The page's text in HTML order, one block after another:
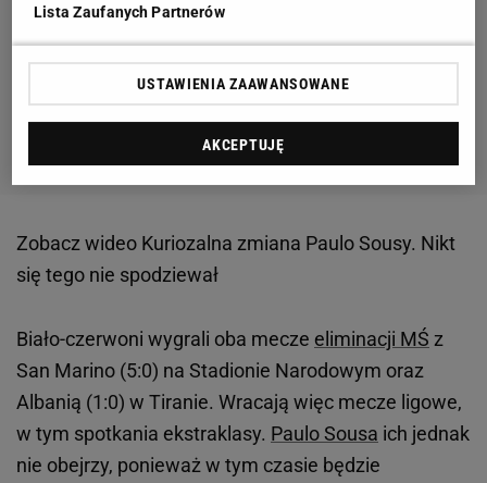
Zobacz wideo Kuriozalna zmiana Paulo Sousy. Nikt
się tego nie spodziewał
Biało-czerwoni wygrali oba mecze eliminacji MŚ z
San Marino (5:0) na Stadionie Narodowym oraz
Albanią (1:0) w Tiranie. Wracają więc mecze ligowe,
w tym spotkania ekstraklasy. Paulo Sousa ich jednak
nie obejrzy, ponieważ w tym czasie będzie
Lista Zaufanych Partnerów
USTAWIENIA ZAAWANSOWANE
AKCEPTUJĘ